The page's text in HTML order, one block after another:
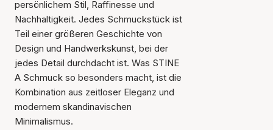
persönlichem Stil, Raffinesse und
Nachhaltigkeit. Jedes Schmuckstück ist
Teil einer größeren Geschichte von
Design und Handwerkskunst, bei der
jedes Detail durchdacht ist. Was STINE
A Schmuck so besonders macht, ist die
Kombination aus zeitloser Eleganz und
modernem skandinavischen
Minimalismus.